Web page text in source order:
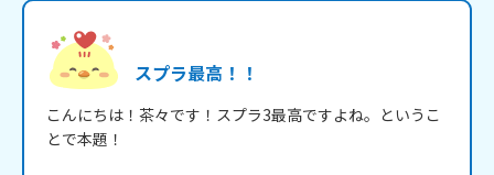
スプラ最高！！
こんにちは！茶々です！スプラ3最高ですよね。というこ
とで本題！